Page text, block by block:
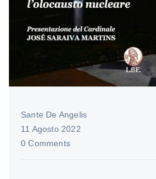
Sante De Angelis
11 Agosto 2022
0 Comments